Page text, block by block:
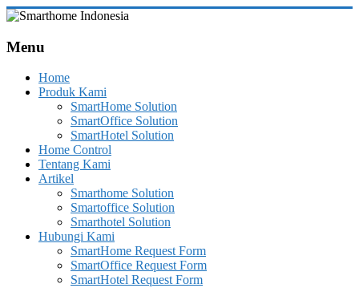
Skip
content
Indonesia
Leading
System
Consultant
Home,
Office
Automation
Menu
Home
Produk Kami
SmartHome Solution
SmartOffice Solution
SmartHotel Solution
Home Control
Tentang Kami
Artikel
Smarthome Solution
Smartoffice Solution
Smarthotel Solution
Hubungi Kami
SmartHome Request Form
SmartOffice Request Form
SmartHotel Request Form